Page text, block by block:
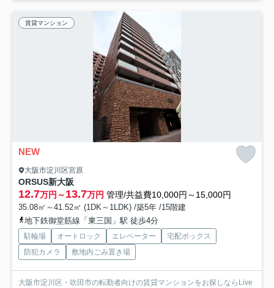
賃貸マンション
NEW
大阪市淀川区宮原
ORSUS新大阪
12.7万円～13.7万円 管理/共益費10,000円～15,000円
35.08㎡～41.52㎡ (1DK～1LDK) /築5年 /15階建
地下鉄御堂筋線「東三国」駅 徒歩4分
駐輪場 オートロック エレベーター
宅配ボックス
防犯カメラ
敷地内ごみ置き場
大阪市淀川区・吹田市の転勤者向けの賃貸マンションをお探しならLive